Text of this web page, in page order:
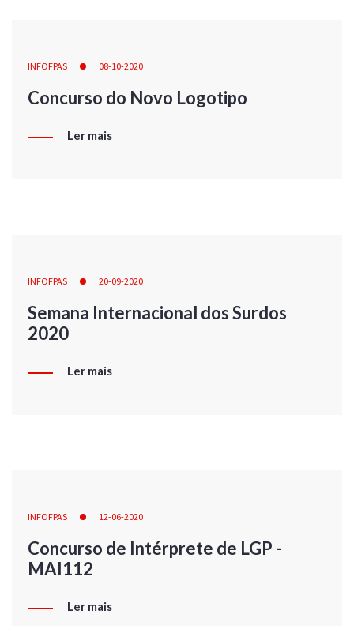
INFOFPAS 08-10-2020
Concurso do Novo Logotipo
Ler mais
INFOFPAS 20-09-2020
Semana Internacional dos Surdos
2020
Ler mais
INFOFPAS 12-06-2020
Concurso de Intérprete de LGP -
MAI112
Ler mais